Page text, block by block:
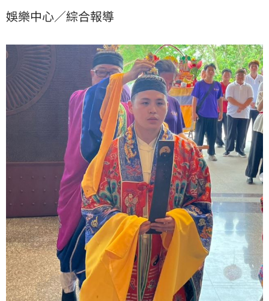
娛樂中心／綜合報導